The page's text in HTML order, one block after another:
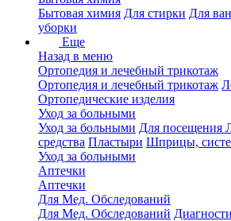
Бытовая химия Для стирки Для
уборки
Еще
Назад в меню
Ортопедия и лечебный трикотаж
Ортопедия и лечебный трикотаж
Ортопедические изделия
Уход за больными
Уход за больными Для посещения
средства Пластыри Шприцы,
Уход за больными
Аптечки
Аптечки
Для Мед. Обследований
Для Мед. Обследований